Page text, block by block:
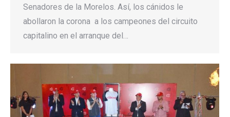
Senadores de la Morelos. Así, los cánidos le
abollaron la corona a los campeones del circuito
capitalino en el arranque del…